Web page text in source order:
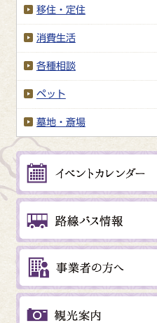
移住・定住
消費生活
各種相談
ペット
墓地・斎場